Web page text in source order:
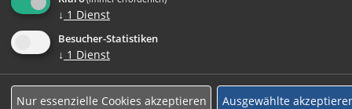
Rufen Sie uns einfach an:
+49 (0)89 590 68 65-0
↓ 1 Dienst
Besucher-Statistiken
↓ 1 Dienst
Nur essenzielle Cookies akzeptieren Ausgewählte